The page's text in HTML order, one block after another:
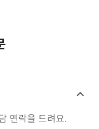
연락을 드려요.